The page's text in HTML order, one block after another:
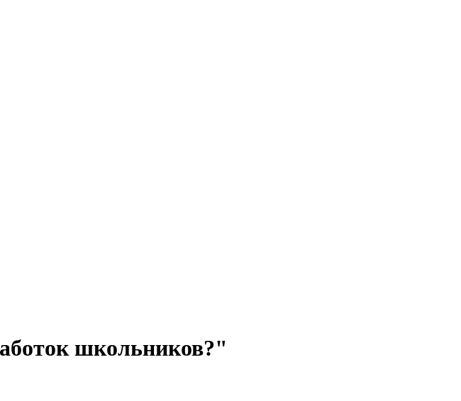
школьников?"